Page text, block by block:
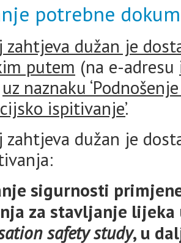
potrebne
zahtjeva dužan je
putem (na e-adresu
uz naznaku
ispitivanje’.
zahtjeva dužan je
sigurnosti
za stavljanje
safety study, u